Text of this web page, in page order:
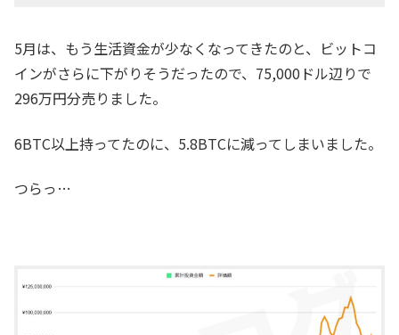
5月は、もう生活資金が少なくなってきたのと、ビットコ
インがさらに下がりそうだったので、75,000ドル辺りで
296万円分売りました。
6BTC以上持ってたのに、5.8BTCに減ってしまいました。
つらっ…